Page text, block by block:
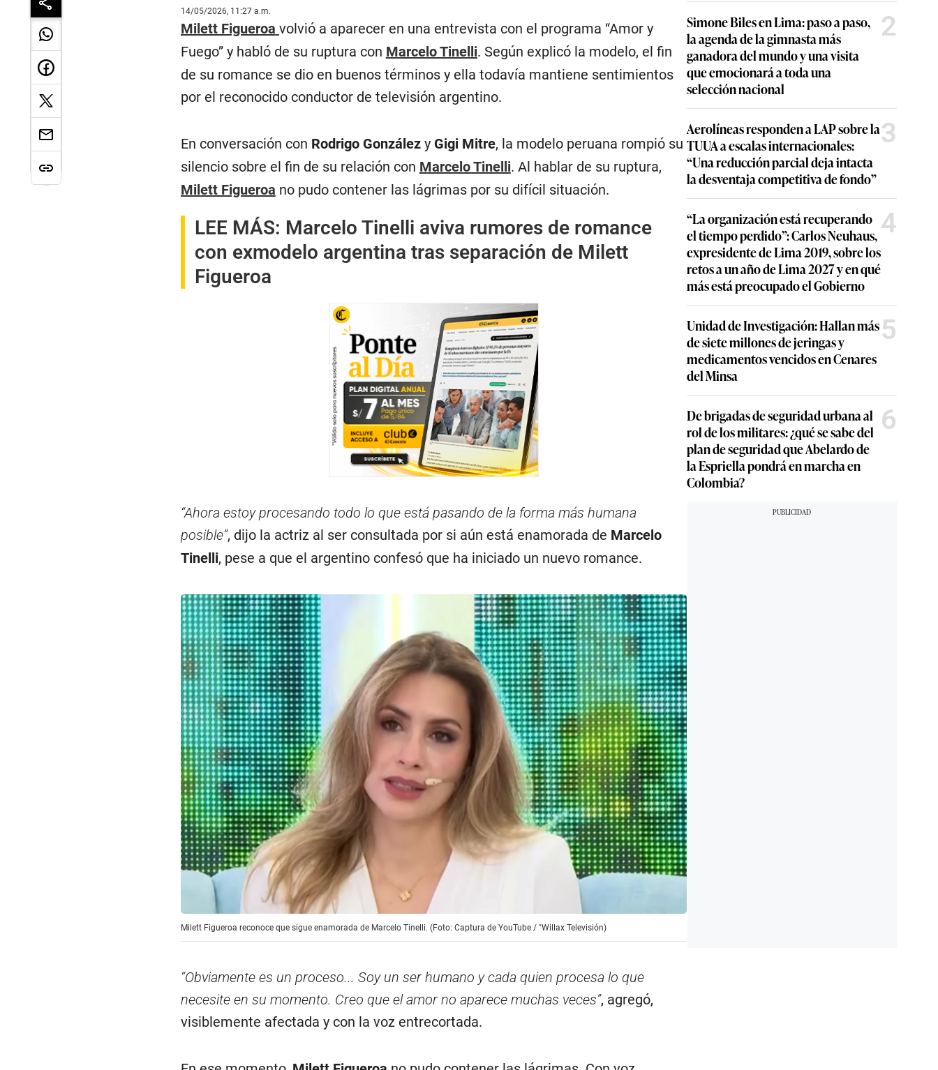
14/05/2026, 11:27 a.m.
Milett Figueroa volvió a aparecer en una entrevista con el programa “Amor y
Fuego” y habló de su ruptura con Marcelo Tinelli. Según explicó la modelo, el fin
de su romance se dio en buenos términos y ella todavía mantiene sentimientos
por el reconocido conductor de televisión argentino.
En conversación con Rodrigo Gonzálezy Gigi Mitre, la modelo peruana rompió su
silencio sobre el fin de su relación con Marcelo Tinelli. Al hablar de su ruptura,
Milett Figueroa no pudo contener las lágrimas por su difícil situación.
LEE MÁS: Marcelo Tinelli aviva rumores de romance
con exmodelo argentina tras separación de Milett
Figueroa
“Ahora estoy procesando todo lo que está pasando de la forma más humana
posible”, dijo la actriz al ser consultada por si aún está enamorada de Marcelo
Tinelli, pese a que el argentino confesó que ha iniciado un nuevo romance.
Milett Figueroa reconoce que sigue enamorada de Marcelo Tinelli. (Foto: Captura de YouTube / "Willax Televisión)
“Obviamente es un proceso... Soy un ser humano y cada quien procesa lo que
necesite en su momento. Creo que el amor no aparece muchas veces”, agregó,
visiblemente afectada y con la voz entrecortada.
Simone Biles en Lima: paso a paso,
la agenda de la gimnasta más
ganadora del mundo y una visita
que emocionará a toda una
selección nacional
2
Aerolíneas responden a LAP sobre la
TUUA a escalas internacionales:
“Una reducción parcial deja intacta
la desventaja competitiva de fondo”
3
“La organización está recuperando
el tiempo perdido”: Carlos Neuhaus,
expresidente de Lima 2019, sobre los
retos a un año de Lima 2027 y en qué
más está preocupado el Gobierno
4
Unidad de Investigación: Hallan más
de siete millones de jeringas y
medicamentos vencidos en Cenares
del Minsa
5
De brigadas de seguridad urbana al
rol de los militares: ¿qué se sabe del
plan de seguridad que Abelardo de
la Espriella pondrá en marcha en
Colombia?
6